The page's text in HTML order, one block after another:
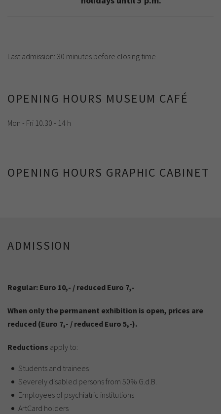
Last admission: 30 minutes before closing time
OPENING HOURS MUSEUM CAFÉ
Mon - Fri 10.30 - 14 h
OPENING HOURS GRAPHIC CABINET
ADMISSION
Regular: Euro 10,- / reduced Euro 7,-
When only the permanent exhibition is open, prices are
reduced (Euro 7,- / reduced Euro 5,-).
Reductions apply to:
Students and trainees
Severely disabled persons from 50% G.d.B.
Employees of psychiatric institutions
ArtCard holders